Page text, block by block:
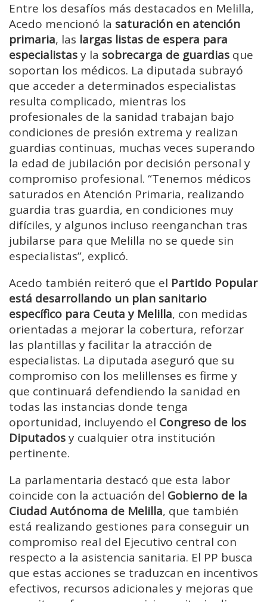
Entre los desafíos más destacados en Melilla,
Acedo mencionó la saturación en atención
primaria, las largas listas de espera para
especialistasy la sobrecarga de guardias que
soportan los médicos. La diputada subrayó
que acceder a determinados especialistas
resulta complicado, mientras los
profesionales de la sanidad trabajan bajo
condiciones de presión extrema y realizan
guardias continuas, muchas veces superando
la edad de jubilación por decisión personal y
compromiso profesional. “Tenemos médicos
saturados en Atención Primaria, realizando
guardia tras guardia, en condiciones muy
difíciles, y algunos incluso reenganchan tras
jubilarse para que Melilla no se quede sin
especialistas”, explicó.
Acedo también reiteró que el Partido Popular
está desarrollando un plan sanitario
específico para Ceuta y Melilla, con medidas
orientadas a mejorar la cobertura, reforzar
las plantillas y facilitar la atracción de
especialistas. La diputada aseguró que su
compromiso con los melillenses es firme y
que continuará defendiendo la sanidad en
todas las instancias donde tenga
oportunidad, incluyendo el Congreso de los
Diputadosy cualquier otra institución
pertinente.
La parlamentaria destacó que esta labor
coincide con la actuación del Gobierno de la
Ciudad Autónoma de Melilla, que también
está realizando gestiones para conseguir un
compromiso real del Ejecutivo central con
respecto a la asistencia sanitaria. El PP busca
que estas acciones se traduzcan en incentivos
efectivos, recursos adicionales y mejoras que